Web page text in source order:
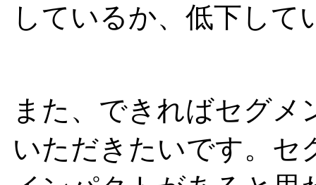
しているか、低下して
また、できればセグ
いただきたいです。セ